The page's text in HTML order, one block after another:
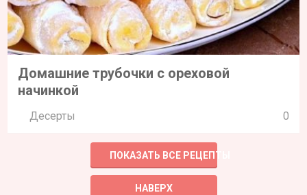
Домашние трубочки с ореховой
начинкой
Десерты 0
ПОКАЗАТЬ ВСЕ РЕЦЕПТЫ
НАВЕРХ